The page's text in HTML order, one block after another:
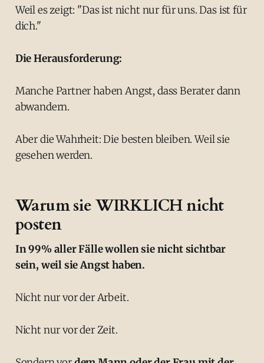
Weil es zeigt: "Das ist nicht nur für uns. Das ist für
dich."
Die Herausforderung:
Manche Partner haben Angst, dass Berater dann
abwandern.
Aber die Wahrheit: Die besten bleiben. Weil sie
gesehen werden.
Warum sie WIRKLICH nicht
posten
In 99% aller Fälle wollen sie nicht sichtbar
sein, weil sie Angst haben.
Nicht nur vor der Arbeit.
Nicht nur vor der Zeit.